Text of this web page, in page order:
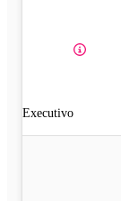
Executivo